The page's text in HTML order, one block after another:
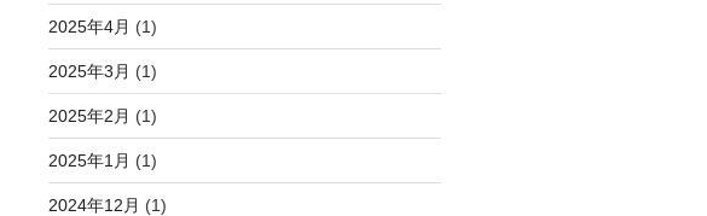
2025年4月 (1)
2025年3月 (1)
2025年2月 (1)
2025年1月 (1)
2024年12月 (1)